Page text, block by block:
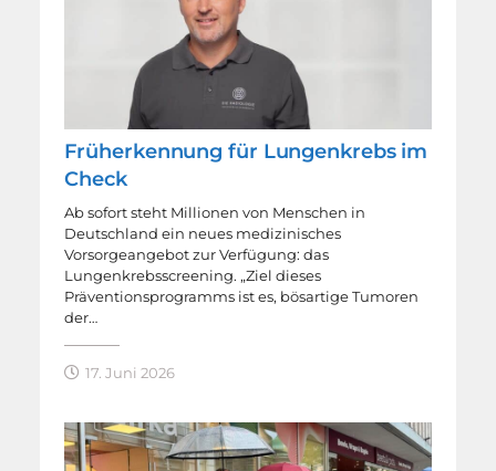
Früherkennung für Lungenkrebs im
Check
Ab sofort steht Millionen von Menschen in
Deutschland ein neues medizinisches
Vorsorgeangebot zur Verfügung: das
Lungenkrebsscreening. „Ziel dieses
Präventionsprogramms ist es, bösartige Tumoren
der…
17. Juni 2026